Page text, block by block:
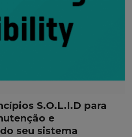
S.O.L.I.D para
e
seu sistema